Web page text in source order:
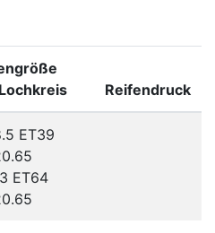
Reifendruck
ET39
ET64